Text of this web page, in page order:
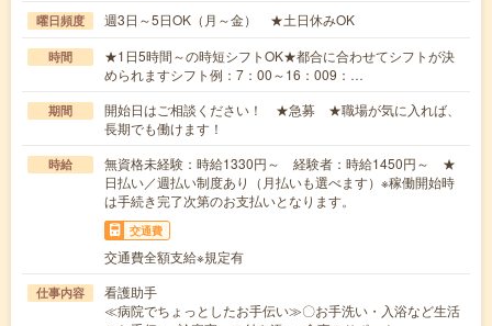
曜日頻度 週3日～5日OK（月～金） ★土日休みOK
時間
★1日5時間～の時短シフトOK★都合に合わせてシフトが決
められますシフト例：7：00～16：009：…
期間
開始日はご相談ください！ ★急募 ★職場が気に入れば、
長期でも働けます！
時給
無資格未経験：時給1330円～ 経験者：時給1450円～ ★
日払い／週払い制度あり（月払いも選べます）※稼働開始時
は手続き完了次第のお支払いとなります。
交通費
交通費全額支給※規定有
仕事内容
看護助手
≪病院でちょっとしたお手伝い≫〇お手洗い・入浴など生活